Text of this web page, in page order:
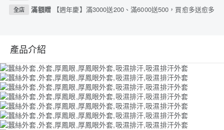
全店 滿額贈 【週年慶】滿3000送200、滿6000送500，買愈多送愈多
產品介紹